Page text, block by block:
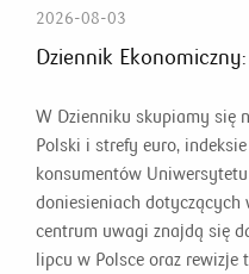
2026-08-03
Dziennik
W Dzienniku skupiamy się
Polski i strefy euro,
konsumentów
doniesieniach dotyczących
centrum uwagi znajdą się
lipcu w Polsce oraz rewizje